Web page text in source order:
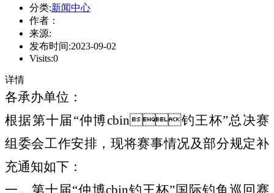
分类:新闻中心
作者：
来源:
发布时间:2023-09-02
Visits:0
详情
各承办单位：
根据第十届“仲博cbin钓王杯”总决赛
组委会工作安排，现将赛事情况及部分规定补
充通知如下：
一、第十届“仲博cbin钓王杯”国际钓鱼巡回赛